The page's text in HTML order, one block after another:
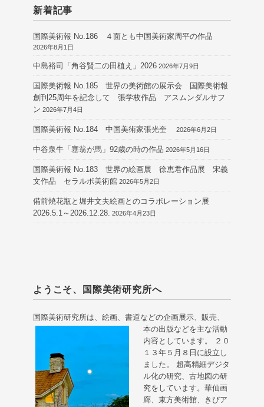
新着記事
国際美術報 No.186 ４面とも中国美術家周平の作品
2026年8月1日
中島裕司「角谷賢二の田植え」2026 2026年7月9日
国際美術報 No.185 世界の美術館の展示会 国際美術報
創刊25周年を記念して 張学枚作品 アスムンダルサフ
ン 2026年7月4日
国際美術報 No.184 中国美術家張光奎 2026年6月2日
中谷泉牛「塞翁が馬」92歳の時の作品 2026年5月16日
国際美術報 No.183 世界の絵画展 徐恵君作品展 宋義
文作品 セラルボ美術館 2026年5月2日
備前焼花瓶と堀井文夫絵画とのコラボレーション展
2026.5.1～2026.12.28. 2026年4月23日
ようこそ、国際美術研究所へ
国際美術研究所は、絵画、書道などの企画展示、販売、
本の出版などを主な活動
内容としています。 ２０
１３年５月８日に設立し
ました。 超高精細デジタ
ル化の研究、古地図の研
究をしています。華仙画
廊、東方美術館、きびア